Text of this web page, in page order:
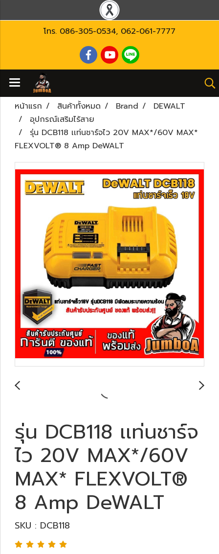
โทร. 086-305-0534, 062-061-7777
หน้าแรก สินค้าทั้งหมด Brand
DEWALT
อุปกรณ์เสริมไร้สาย
รุ่น DCB118 เเท่นชาร์จไว 20V MAX*/60V MAX*
FLEXVOLT® 8 Amp DeWALT
รุ่น DCB118 เเท่นชาร์จ
ไว 20V MAX*/60V
MAX* FLEXVOLT®
8 Amp DeWALT
SKU : DCB118